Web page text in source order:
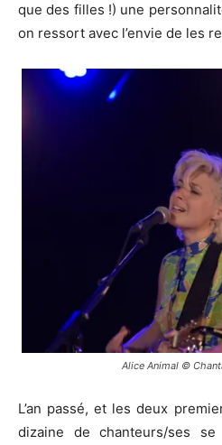
que des filles !) une
on ressort avec l’envie de les
Alice Animal ©
L’an passé, et les deux
dizaine de chanteurs/ses